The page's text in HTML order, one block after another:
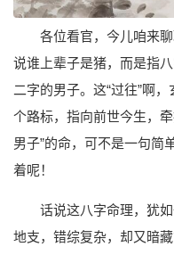
各位看官，今儿咱来
说谁上辈子是猪，而是指
二字的男子。这“过往”啊
个路标，指向前世今生，
男子”的命，可不是一句简
着呢！
话说这八字命理，犹
地支，错综复杂，却又暗